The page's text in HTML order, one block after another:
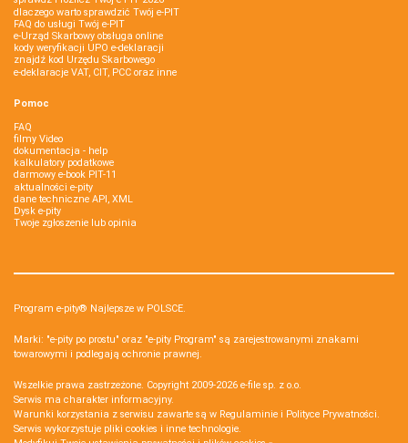
dlaczego warto sprawdzić Twój e-PIT
FAQ do usługi Twój e-PIT
e-Urząd Skarbowy obsługa online
kody weryfikacji UPO e-deklaracji
znajdź kod Urzędu Skarbowego
e-deklaracje VAT, CIT, PCC oraz inne
Pomoc
FAQ
filmy Video
dokumentacja - help
kalkulatory podatkowe
darmowy e-book PIT-11
aktualności e-pity
dane techniczne API, XML
Dysk e-pity
Twoje zgłoszenie lub opinia
Program e-pity® Najlepsze w POLSCE.
Marki: "e-pity po prostu" oraz "e-pity Program" są zarejestrowanymi znakami
towarowymi i podlegają ochronie prawnej.
Wszelkie prawa zastrzeżone. Copyright 2009-2026 e-file sp. z o.o.
Serwis ma charakter informacyjny.
Warunki korzystania z serwisu zawarte są w Regulaminie i Polityce Prywatności.
Serwis wykorzystuje pliki cookies i inne technologie.